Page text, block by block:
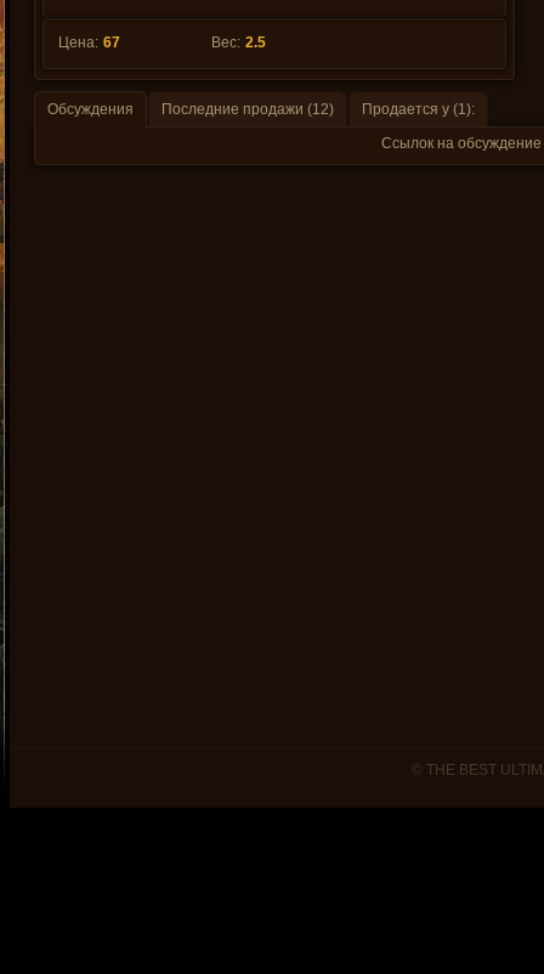
Цена: 67 Вес: 2.5
Обсуждения Последние продажи (12)
Продается у (1):
Ссылок на
© THE BEST